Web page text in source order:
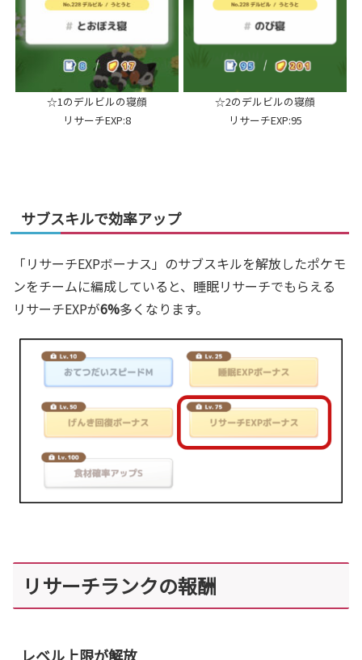
☆1のデルビルの寝顔
リサーチEXP:8
☆2のデルビルの寝顔
リサーチEXP:95
サブスキルで効率アップ
「リサーチEXPボーナス」のサブスキルを解放したポケモ
ンをチームに編成していると、睡眠リサーチでもらえる
リサーチEXPが6%多くなります。
リサーチランクの報酬
レベル上限が解放